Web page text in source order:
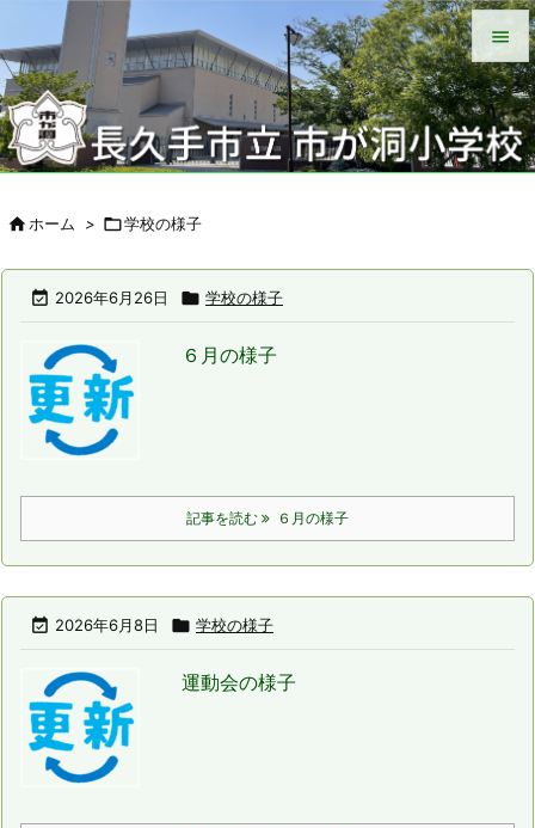


メニュ

サイド


ホーム > 学校の様子
 2026年6月26日  学校の様子
６月の様子
記事を読む ６月の様子
 2026年6月8日  学校の様子
運動会の様子